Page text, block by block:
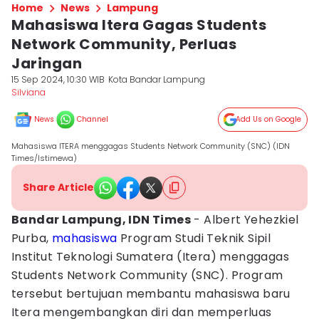
Home News Lampung
Mahasiswa Itera Gagas Students
Network Community, Perluas
Jaringan
15 Sep 2024, 10:30 WIB Kota Bandar Lampung
Silviana
News Channel Add Us on Google
Mahasiswa ITERA menggagas Students Network Community (SNC) (IDN
Times/Istimewa)
Share Article
Bandar Lampung, IDN Times - Albert Yehezkiel
Purba, mahasiswa Program Studi Teknik Sipil
Institut Teknologi Sumatera (Itera) menggagas
Students Network Community (SNC). Program
tersebut bertujuan membantu mahasiswa baru
Itera mengembangkan diri dan memperluas